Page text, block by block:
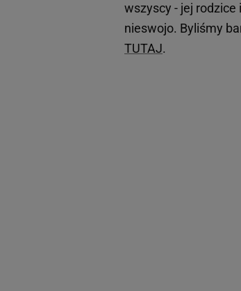
wszyscy - jej rodzice
nieswojo. Byliśmy
TUTAJ.